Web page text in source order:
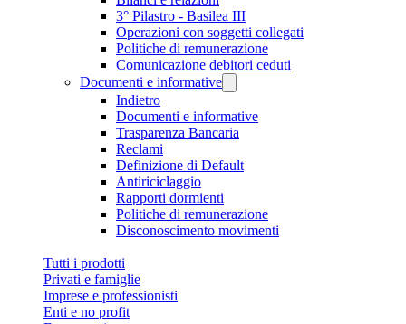
3° Pilastro - Basilea III
Operazioni con soggetti collegati
Politiche di remunerazione
Comunicazione debitori ceduti
Documenti e informative
Indietro
Documenti e informative
Trasparenza Bancaria
Reclami
Definizione di Default
Antiriciclaggio
Rapporti dormienti
Politiche di remunerazione
Disconoscimento movimenti
Tutti i prodotti
Privati e famiglie
Imprese e professionisti
Enti e no profit